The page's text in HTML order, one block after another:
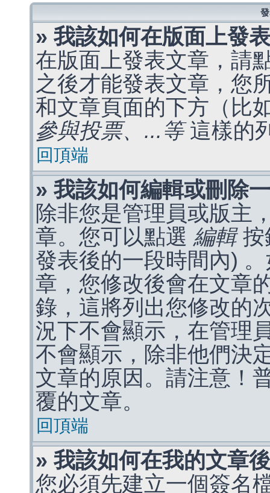
» 我該如何在版面上發
在版面上發表文章，請
之後才能發表文章，您
和文章頁面的下方（比
參與投票、...等這樣的
回頂端
» 我該如何編輯或刪除
除非您是管理員或版主
章。您可以點選 編輯按
發表後的一段時間內)
章，您修改後會在文章
錄，這將列出您修改的
況下不會顯示，在管理
不會顯示，除非他們決
文章的原因。請注意！
覆的文章。
回頂端
» 我該如何在我的文章
您必須先建立一個簽名